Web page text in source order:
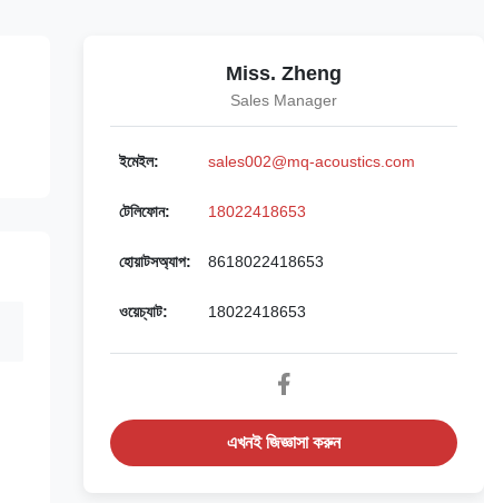
Miss. Zheng
Sales Manager
ইমেইল: sales002@mq-acoustics.com
টেলিফোন: 18022418653
হোয়াটসঅ্যাপ: 8618022418653
ওয়েচ্যাট: 18022418653
এখনই জিজ্ঞাসা করুন